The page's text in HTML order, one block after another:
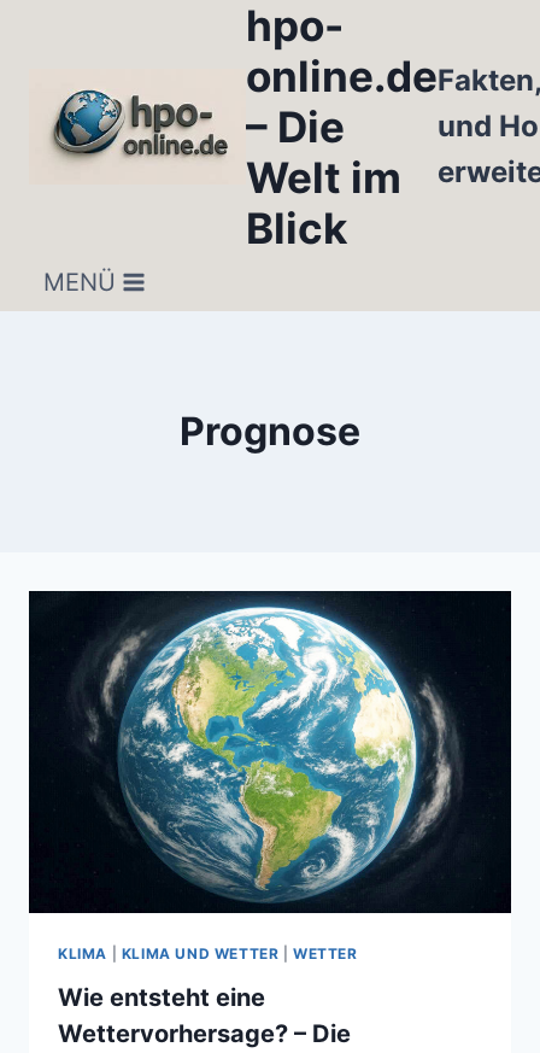
hpo-
online.de
– Die
Welt im
Blick
und
MENÜ
Prognose
KLIMA KLIMA UND WETTER |WETTER
Wie entsteht eine
Wettervorhersage? – Die